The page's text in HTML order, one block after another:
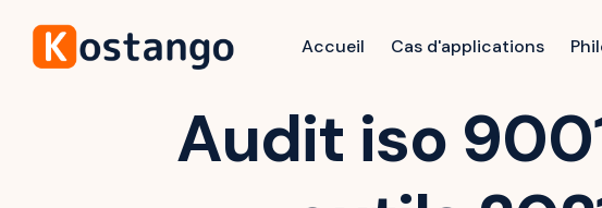
Accueil Cas d'applications
Audit iso